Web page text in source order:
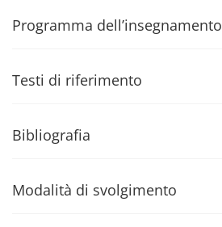
Programma dell’insegnamento
Testi di riferimento
Bibliografia
Modalità di svolgimento